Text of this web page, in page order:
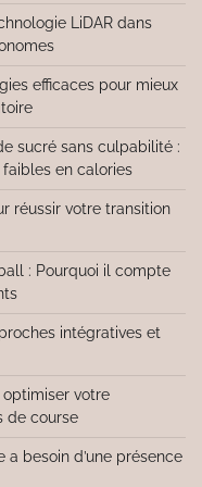
LiDAR dans
efficaces pour mieux
sucré sans culpabilité :
en calories
réussir votre transition
: Pourquoi il compte
intégratives et
optimiser votre
de course
a besoin d’une présence